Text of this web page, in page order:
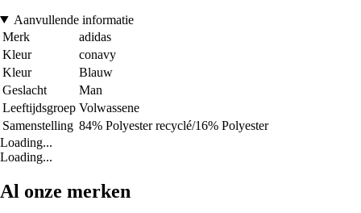
Aanvullende informatie
Merk
adidas
Kleur
conavy
Kleur
Blauw
Geslacht
Man
Leeftijdsgroep Volwassene
Samenstelling 84% Polyester recyclé/16% Polyester
Loading...
Loading...
Al onze merken